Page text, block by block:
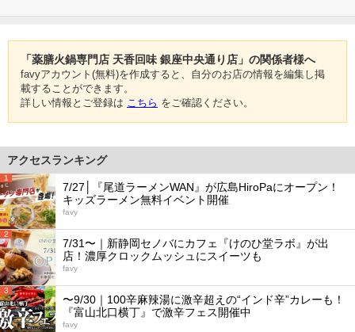
「薬膳火鍋専門店 天香回味 銀座中央通り店」の関係者様へ
favyアカウント(無料)を作成すると、自分のお店の情報を編集し掲
載することができます。
詳しい情報とご登録は こちら をご確認ください。
アクセスランキング
1
7/27│『尾道ラーメンWAN』が広島HiroPaにオープン！
キッズラーメン無料イベント開催
favy
2
7/31〜｜新静岡セノバにカフェ『けのひ堂ラボ』が出
店！濃厚クロックムッシュにスイーツも
favy
3
〜9/30｜100辛麻辣湯に激辛超えの“インド辛”カレーも！
『富山北口横丁』で激辛フェス開催中
favy